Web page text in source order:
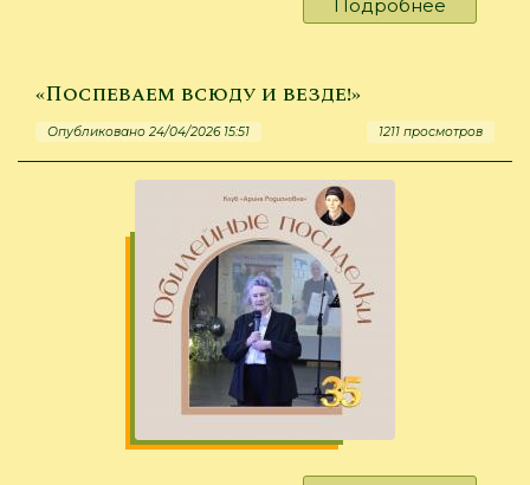
Подробнее
Будет
«Поспеваем всюду и везде!»
Опубликовано 24/04/2026 15:51 1211 просмотров